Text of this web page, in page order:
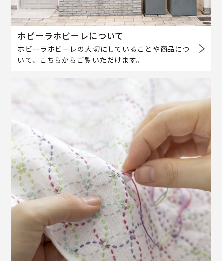
ホビーラホビーレについて
ホビーラホビーレの大切にしていることや商品につ
いて、こちらからご覧いただけます。